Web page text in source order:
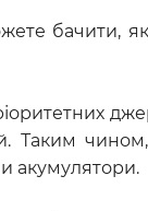
бачити,
Таким
акумулятори.